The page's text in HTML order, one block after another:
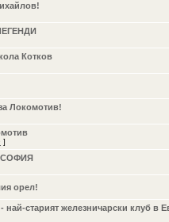
Котков
Локомотив!
]
орел!
старият железничарски клуб в